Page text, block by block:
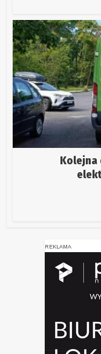
Kolejna
REKLAMA